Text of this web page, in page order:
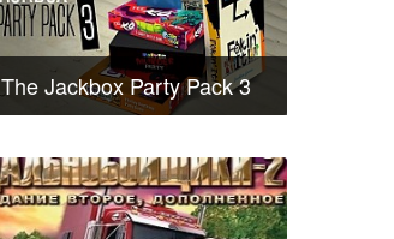
The Jackbox Party Pack 3